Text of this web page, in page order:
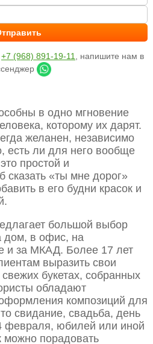
+7 (968) 891-19-11
, напишите нам в
в одно мгновение
которому их дарят.
желанен, независимо
есть ли для него вообще
простой и
сказать «ты мне дорог»
в его будни красок и
большой выбор
дом, в офис, на
и за МКАД. Более 17 лет
выразить свои
букетах, собранных
обладают
композиций для
свидание, свадьба, день
февраля, юбилей или иной
можно порадовать